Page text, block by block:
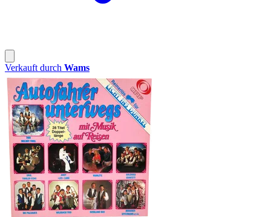
Verkauft durch Wams